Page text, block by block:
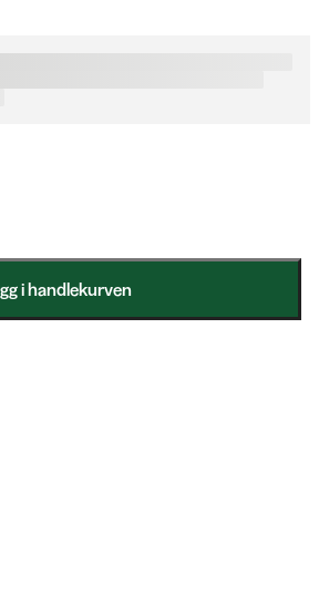
i handlekurven